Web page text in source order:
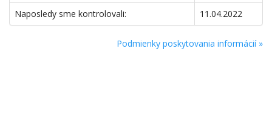
Naposledy sme kontrolovali:
11.04.2022
Podmienky poskytovania informácií »